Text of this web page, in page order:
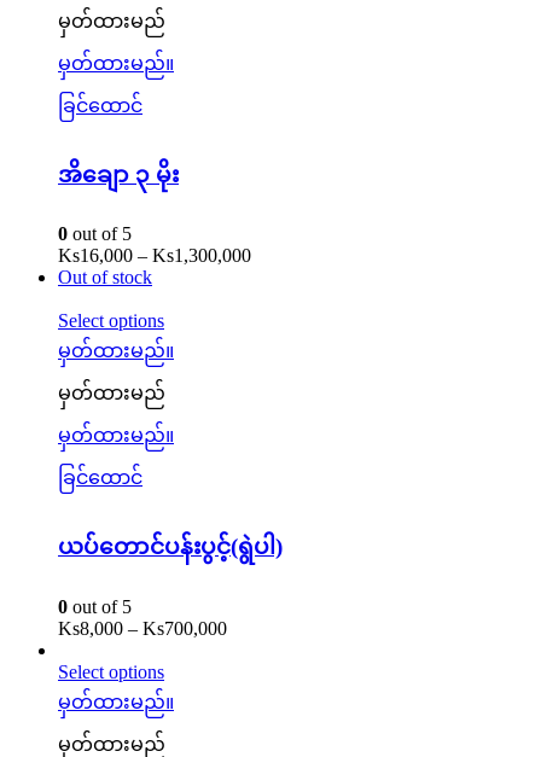
မှတ်ထားမည်
မှတ်ထားမည်။
ခြင်ထောင်
အိချော ၃ မိုး
0 out of 5
Ks16,000 – Ks1,300,000
Out of stock
Select options
မှတ်ထားမည်။
မှတ်ထားမည်
မှတ်ထားမည်။
ခြင်ထောင်
ယပ်တောင်ပန်းပွင့်(ရွဲပါ)
0 out of 5
Ks8,000 – Ks700,000
Select options
မှတ်ထားမည်။
မှတ်ထားမည်